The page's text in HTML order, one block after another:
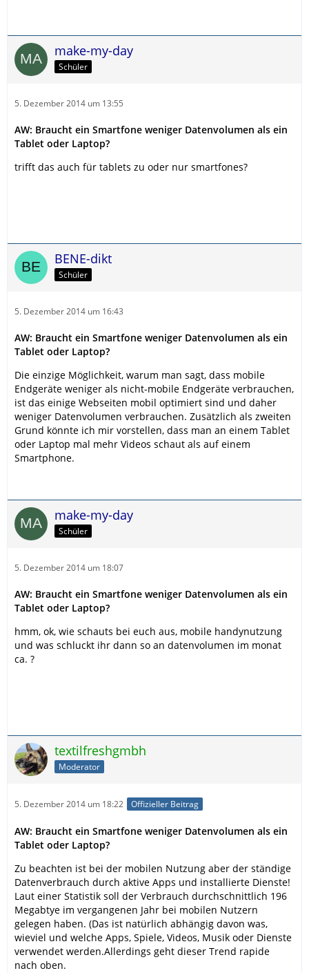
make-my-day
Schüler
5. Dezember 2014 um 13:55
AW: Braucht ein Smartfone weniger Datenvolumen als ein
Tablet oder Laptop?
trifft das auch für tablets zu oder nur smartfones?
BENE-dikt
Schüler
5. Dezember 2014 um 16:43
AW: Braucht ein Smartfone weniger Datenvolumen als ein
Tablet oder Laptop?
Die einzige Möglichkeit, warum man sagt, dass mobile
Endgeräte weniger als nicht-mobile Endgeräte verbrauchen,
ist das einige Webseiten mobil optimiert sind und daher
weniger Datenvolumen verbrauchen. Zusätzlich als zweiten
Grund könnte ich mir vorstellen, dass man an einem Tablet
oder Laptop mal mehr Videos schaut als auf einem
Smartphone.
make-my-day
Schüler
5. Dezember 2014 um 18:07
AW: Braucht ein Smartfone weniger Datenvolumen als ein
Tablet oder Laptop?
hmm, ok, wie schauts bei euch aus, mobile handynutzung
und was schluckt ihr dann so an datenvolumen im monat
ca. ?
textilfreshgmbh
Moderator
5. Dezember 2014 um 18:22 Offizieller Beitrag
AW: Braucht ein Smartfone weniger Datenvolumen als ein
Tablet oder Laptop?
Zu beachten ist bei der mobilen Nutzung aber der ständige
Datenverbrauch durch aktive Apps und installierte Dienste!
Laut einer Statistik soll der Verbrauch durchschnittlich 196
Megabtye im vergangenen Jahr bei mobilen Nutzern
gelegen haben. (Das ist natürlich abhängig davon was,
wieviel und welche Apps, Spiele, Videos, Musik oder Dienste
verwendet werden.Allerdings geht dieser Trend rapide
nach oben.